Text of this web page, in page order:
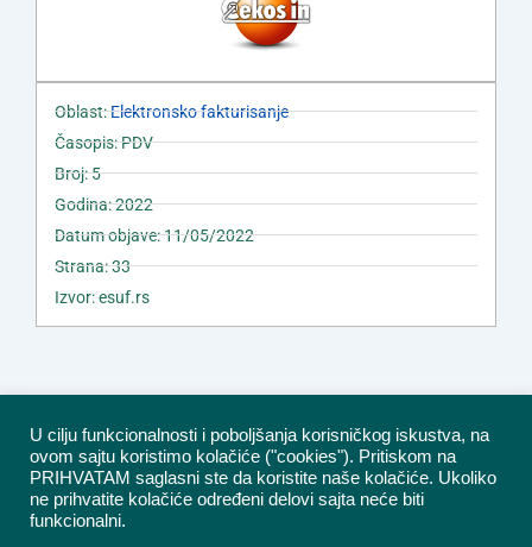
Oblast:Elektronsko fakturisanje
Časopis: PDV
Broj: 5
Godina: 2022
Datum objave: 11/05/2022
Strana: 33
Izvor: esuf.rs
U cilju funkcionalnosti i poboljšanja korisničkog iskustva, na
ovom sajtu koristimo kolačiće ("cookies"). Pritiskom na
PRIHVATAM saglasni ste da koristite naše kolačiće. Ukoliko
ne prihvatite kolačiće određeni delovi sajta neće biti
funkcionalni.